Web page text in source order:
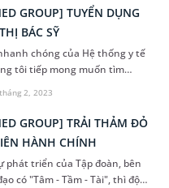
hiệu được hàng triệu
Do nhu cầu tăng cao, năm
tuyển dụng thêm ĐIỀU
NGHIỆM cho vị trí LẤY MẪU
2, 2023
GROUP] TUYỂN DỤNG
BÁC SỸ
chóng của Hệ thống y tế
tôi tiếp mong muốn tìm
tiếp thị để cùng hợp tác
GROUP] TRẢI THẢM ĐỎ
HÀNH CHÍNH
phát triển của Tập đoàn, bên
có "Tâm - Tầm - Tài", thì đội